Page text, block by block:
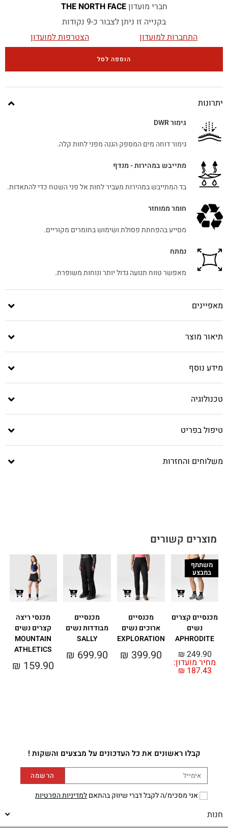
חברי מועדוןTHE NORTH FACE
בקנייה זו ניתן לצבור כ-9 נקודות
התחברות למועדון
הצטרפות למועדון
הוספה לסל
יתרונות
גימור DWR
גימור דוחה מים המספק הגנה מפני לחות קלה.
מתייבש במהירות - מנדף
בד המתייבש במהירות מעביר לחות אל פני השטח כדי להתאדות.
חומר ממוחזר
מסייע בהפחתת פסולת ושימוש בחומרים מקוריים.
נמתח
מאפשר טווח תנועה גדול יותר ונוחות משופרת.
מאפיינים
תיאור מוצר
מידע נוסף
טכנולוגיה
טיפול בפריט
משלוחים והחזרות
מוצרים קשורים
משתתף
במבצע
מכנסיים קצרים
נשים
APHRODITE
מחיר מועדון:
₪ 187.43
₪ 249.90
מכנסיים
ארוכים נשים
EXPLORATION
₪ 399.90
מכנסיים
מבודדות נשים
SALLY
₪ 699.90
מכנסי ריצה
קצרים נשים
MOUNTAIN
ATHLETICS
₪ 159.90
קבלו ראשונים את כל העדכונים על מבצעים והשקות !
אני מסכימ/ה לקבל דברי שיווק בהתאםלמדיניות הפרטיות
הרשמה
חנות